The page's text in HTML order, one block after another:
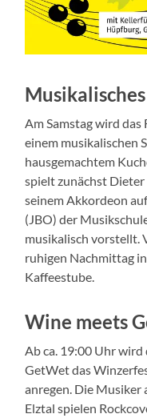
Am Samstag wird
einem musikalischen
hausgemachtem
spielt zunächst
seinem Akkordeon
(JBO) der
musikalisch vorstellt.
ruhigen Nachmittag
Kaffeestube.
Wine meets
Ab ca. 19:00 Uhr
GetWet das
anregen. Die Musiker
Elztal spielen